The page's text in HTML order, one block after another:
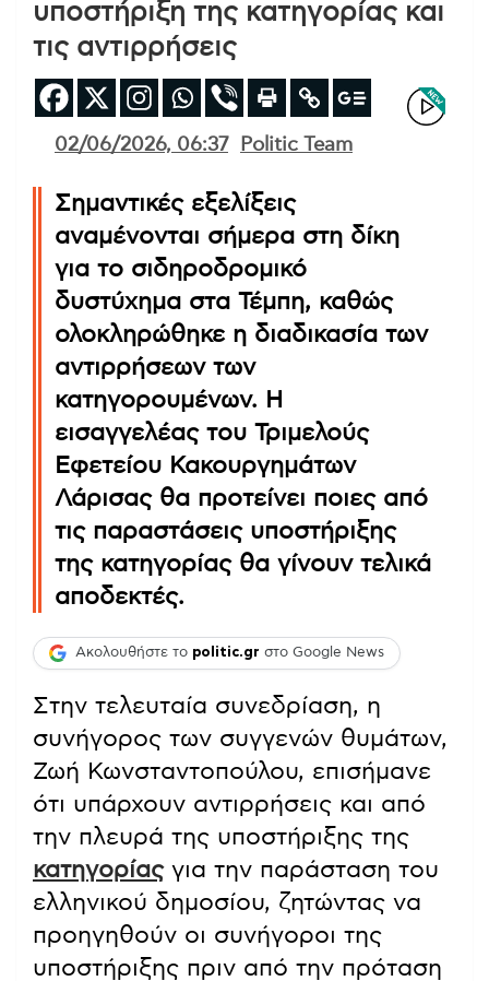
υποστήριξη της κατηγορίας και
τις αντιρρήσεις
02/06/2026, 06:37 Politic Team
Σημαντικές εξελίξεις
αναμένονται σήμερα στη δίκη
για το σιδηροδρομικό
δυστύχημα στα Τέμπη, καθώς
ολοκληρώθηκε η διαδικασία των
αντιρρήσεων των
κατηγορουμένων. Η
εισαγγελέας του Τριμελούς
Εφετείου Κακουργημάτων
Λάρισας θα προτείνει ποιες από
τις παραστάσεις υποστήριξης
της κατηγορίας θα γίνουν τελικά
αποδεκτές.
Ακολουθήστε το politic.gr στο Google News
Στην τελευταία συνεδρίαση, η
συνήγορος των συγγενών θυμάτων,
Ζωή Κωνσταντοπούλου, επισήμανε
ότι υπάρχουν αντιρρήσεις και από
την πλευρά της υποστήριξης της
κατηγορίαςγια την παράσταση του
ελληνικού δημοσίου, ζητώντας να
προηγηθούν οι συνήγοροι της
υποστήριξης πριν από την πρόταση